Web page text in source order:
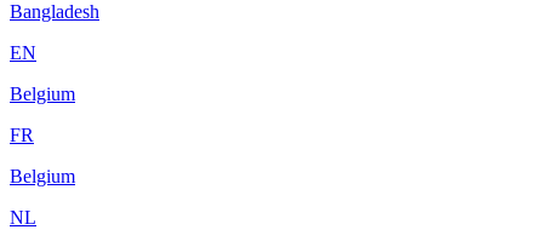
Bangladesh
EN
Belgium
FR
Belgium
NL